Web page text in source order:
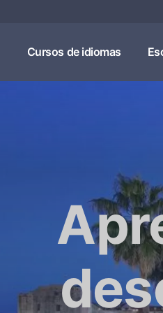
Cursos de idiomas